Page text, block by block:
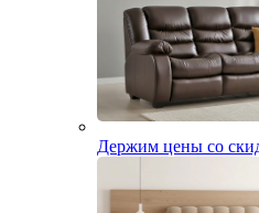
Держим цены со